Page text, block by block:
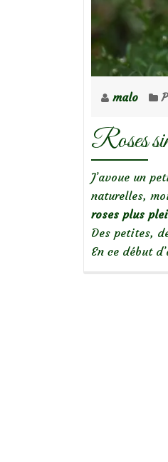
malo
Roses
J’avoue un
naturelles,
roses plus
Des petites,
En ce début